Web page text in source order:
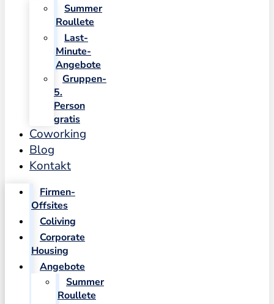
Summer
Roullete
Last-
Minute-
Angebote
Gruppen-
5.
Person
gratis
Coworking
Blog
Kontakt
Firmen-
Offsites
Coliving
Corporate
Housing
Angebote
Summer
Roullete